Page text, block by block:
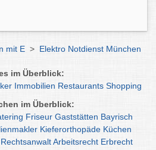
mit E > Elektro Notdienst München
im Überblick:
Immobilien Restaurants Shopping
im Überblick:
Friseur Gaststätten Bayrisch
Kieferorthopäde Küchen
RechtsanwaltArbeitsrecht Erbrecht